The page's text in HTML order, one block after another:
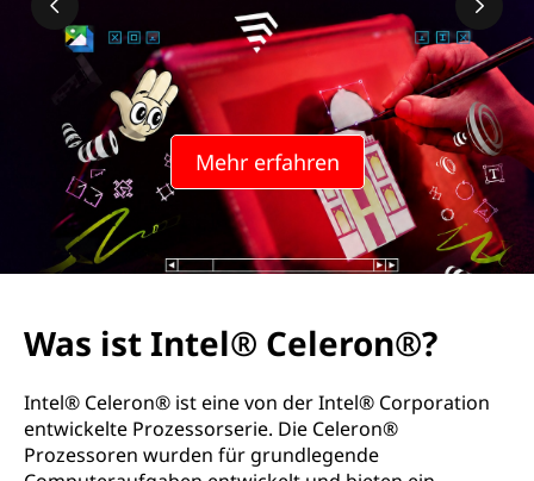
Mehr erfahren
Was ist Intel® Celeron®?
Intel® Celeron® ist eine von der Intel® Corporation
entwickelte Prozessorserie. Die Celeron®
Prozessoren wurden für grundlegende